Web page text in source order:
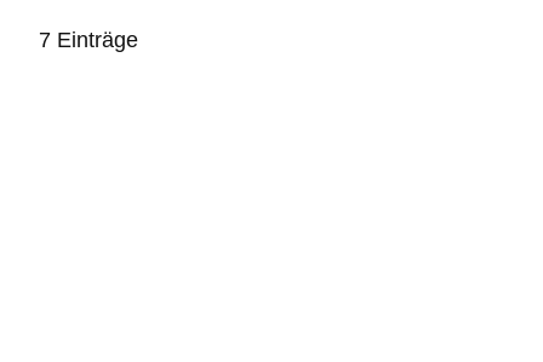
7 Einträge